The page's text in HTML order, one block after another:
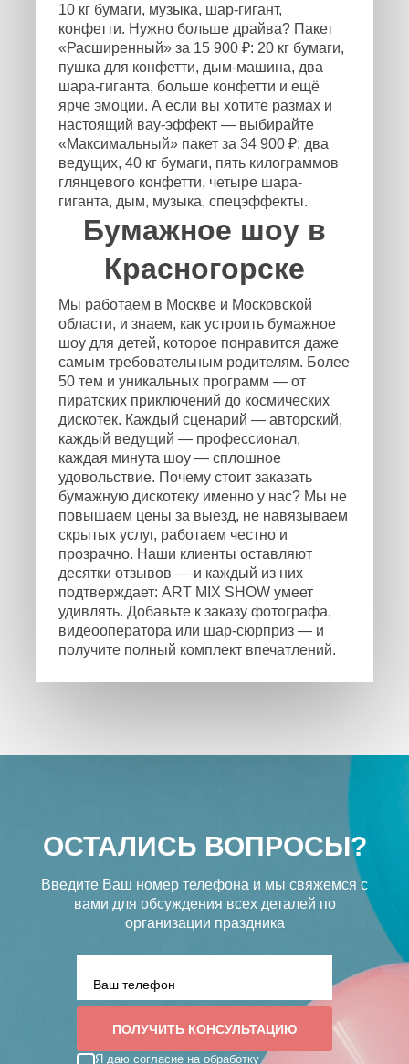
10 кг бумаги, музыка, шар-гигант,
конфетти. Нужно больше драйва? Пакет
«Расширенный» за 15 900 ₽: 20 кг бумаги,
пушка для конфетти, дым-машина, два
шара-гиганта, больше конфетти и ещё
ярче эмоции. А если вы хотите размах и
настоящий вау-эффект — выбирайте
«Максимальный» пакет за 34 900 ₽: два
ведущих, 40 кг бумаги, пять килограммов
глянцевого конфетти, четыре шара-
гиганта, дым, музыка, спецэффекты.
Бумажное шоу в
Красногорске
Мы работаем в Москве и Московской
области, и знаем, как устроить бумажное
шоу для детей, которое понравится даже
самым требовательным родителям. Более
50 тем и уникальных программ — от
пиратских приключений до космических
дискотек. Каждый сценарий — авторский,
каждый ведущий — профессионал,
каждая минута шоу — сплошное
удовольствие. Почему стоит заказать
бумажную дискотеку именно у нас? Мы не
повышаем цены за выезд, не навязываем
скрытых услуг, работаем честно и
прозрачно. Наши клиенты оставляют
десятки отзывов — и каждый из них
подтверждает: ART MIX SHOW умеет
удивлять. Добавьте к заказу фотографа,
видеооператора или шар-сюрприз — и
получите полный комплект впечатлений.
ОСТАЛИСЬ ВОПРОСЫ?
Введите Ваш номер телефона и мы свяжемся с
вами для обсуждения всех деталей по
организации праздника
Я даю согласие на обработку